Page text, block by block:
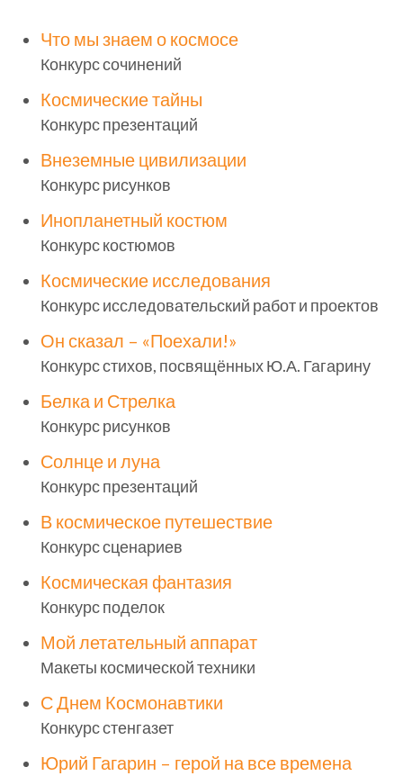
Что мы знаем о космосе
Конкурс сочинений
Космические тайны
Конкурс презентаций
Внеземные цивилизации
Конкурс рисунков
Инопланетный костюм
Конкурс костюмов
Космические исследования
Конкурс исследовательский работ и проектов
Он сказал – «Поехали!»
Конкурс стихов, посвящённых Ю.А. Гагарину
Белка и Стрелка
Конкурс рисунков
Солнце и луна
Конкурс презентаций
В космическое путешествие
Конкурс сценариев
Космическая фантазия
Конкурс поделок
Мой летательный аппарат
Макеты космической техники
С Днем Космонавтики
Конкурс стенгазет
Юрий Гагарин – герой на все времена